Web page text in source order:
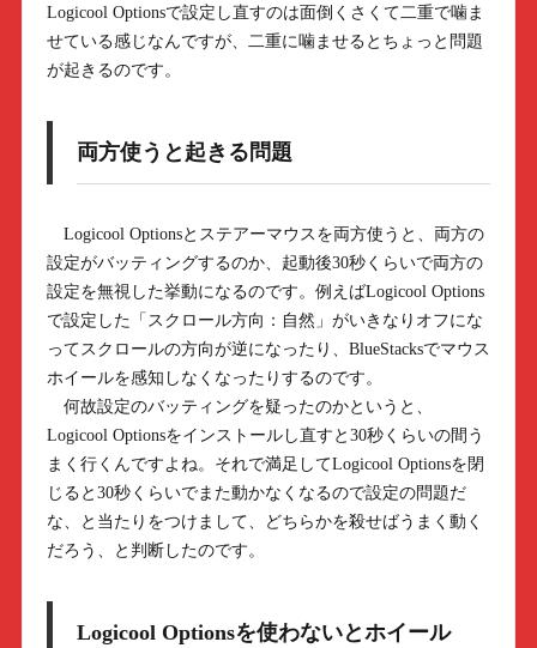
Logicool Optionsで設定し直すのは面倒くさくて二重で噛ま
せている感じなんですが、二重に噛ませるとちょっと問題
が起きるのです。
両方使うと起きる問題
Logicool Optionsとステアーマウスを両方使うと、両方の
設定がバッティングするのか、起動後30秒くらいで両方の
設定を無視した挙動になるのです。例えばLogicool Options
で設定した「スクロール方向：自然」がいきなりオフにな
ってスクロールの方向が逆になったり、BlueStacksでマウス
ホイールを感知しなくなったりするのです。
何故設定のバッティングを疑ったのかというと、
Logicool Optionsをインストールし直すと30秒くらいの間う
まく行くんですよね。それで満足してLogicool Optionsを閉
じると30秒くらいでまた動かなくなるので設定の問題だ
な、と当たりをつけまして、どちらかを殺せばうまく動く
だろう、と判断したのです。
Logicool Optionsを使わないとホイール